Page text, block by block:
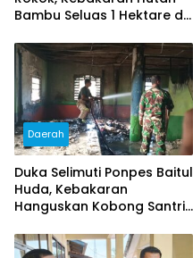
Bambu Seluas 1 Hektare di
Dipadamkan
Daerah
Duka Selimuti Ponpes Baitul
Huda, Kebakaran
Hanguskan Kobong Santri
Rp80 Juta